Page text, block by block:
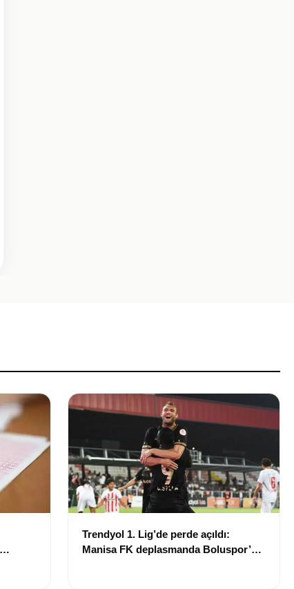
Trendyol 1. Lig’de perde açıldı:
Manisa FK deplasmanda Boluspor’u